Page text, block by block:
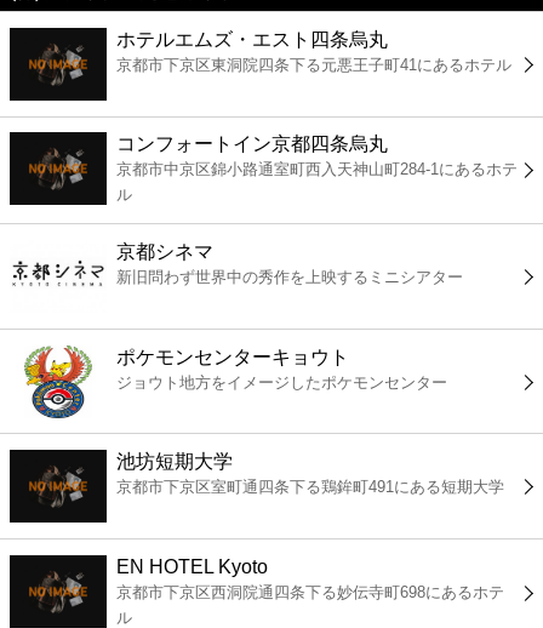
コンビニ
薬局
スーパー
エンタメ
レジャー
書店
ファミレス
カフェ
ホテルエムズ・エスト四条烏丸
京都市下京区東洞院四条下る元悪王子町41にあるホテル
コンフォートイン京都四条烏丸
京都市中京区錦小路通室町西入天神山町284-1にあるホテ
ル
京都シネマ
新旧問わず世界中の秀作を上映するミニシアター
ポケモンセンターキョウト
ジョウト地方をイメージしたポケモンセンター
池坊短期大学
京都市下京区室町通四条下る鶏鉾町491にある短期大学
EN HOTEL Kyoto
京都市下京区西洞院通四条下る妙伝寺町698にあるホテ
ル